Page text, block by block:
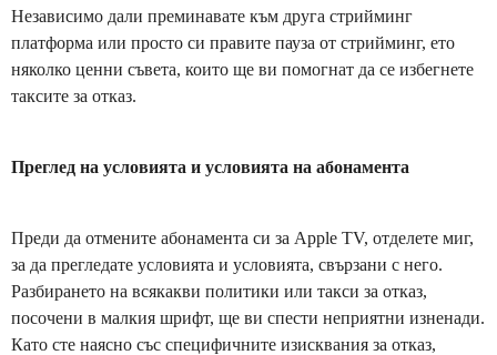
Независимо дали преминавате към друга стрийминг
платформа или просто си правите пауза от стрийминг, ето
няколко ценни съвета, които ще ви помогнат да се избегнете
таксите за отказ.
Преглед на условията и условията на абонамента
Преди да отмените абонамента си за Apple TV, отделете миг,
за да прегледате условията и условията, свързани с него.
Разбирането на всякакви политики или такси за отказ,
посочени в малкия шрифт, ще ви спести неприятни изненади.
Като сте наясно със специфичните изисквания за отказ,